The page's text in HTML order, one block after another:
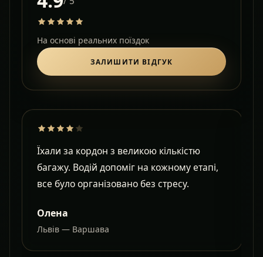
На основі реальних поїздок
ЗАЛИШИТИ ВІДГУК
Їхали за кордон з великою кількістю
багажу. Водій допоміг на кожному етапі,
все було організовано без стресу.
Олена
Львів — Варшава